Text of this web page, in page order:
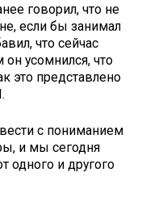
говорил, что не
если бы занимал
что сейчас
он усомнился, что
это представлено
с пониманием
и мы сегодня
одного и другого